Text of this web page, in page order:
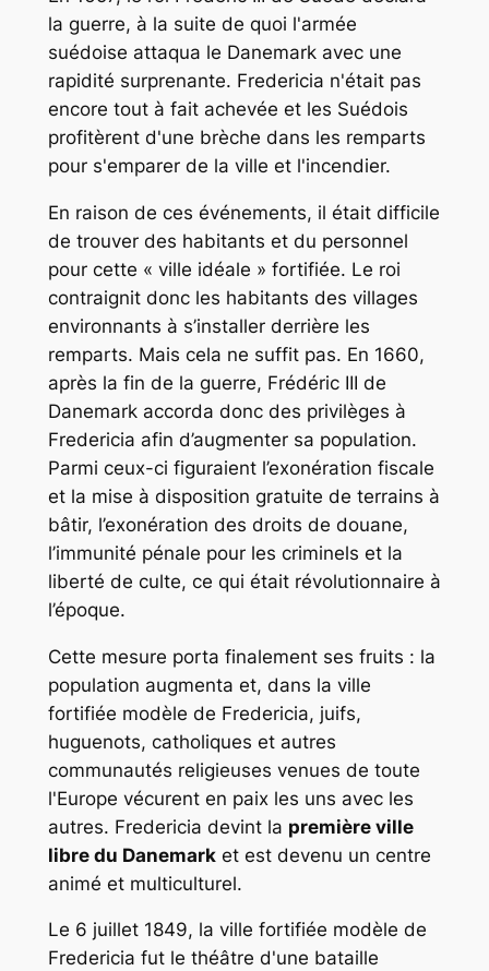
la guerre, à la suite de quoi l'armée
suédoise attaqua le Danemark avec une
rapidité surprenante. Fredericia n'était pas
encore tout à fait achevée et les Suédois
profitèrent d'une brèche dans les remparts
pour s'emparer de la ville et l'incendier.
En raison de ces événements, il était difficile
de trouver des habitants et du personnel
pour cette « ville idéale » fortifiée. Le roi
contraignit donc les habitants des villages
environnants à s’installer derrière les
remparts. Mais cela ne suffit pas. En 1660,
après la fin de la guerre, Frédéric III de
Danemark accorda donc des privilèges à
Fredericia afin d’augmenter sa population.
Parmi ceux-ci figuraient l’exonération fiscale
et la mise à disposition gratuite de terrains à
bâtir, l’exonération des droits de douane,
l’immunité pénale pour les criminels et la
liberté de culte, ce qui était révolutionnaire à
l’époque.
Cette mesure porta finalement ses fruits : la
population augmenta et, dans la ville
fortifiée modèle de Fredericia, juifs,
huguenots, catholiques et autres
communautés religieuses venues de toute
l'Europe vécurent en paix les uns avec les
autres. Fredericia devint la première ville
libre du Danemarket est devenu un centre
animé et multiculturel.
Le 6 juillet 1849, la ville fortifiée modèle de
Fredericia fut le théâtre d'une bataille